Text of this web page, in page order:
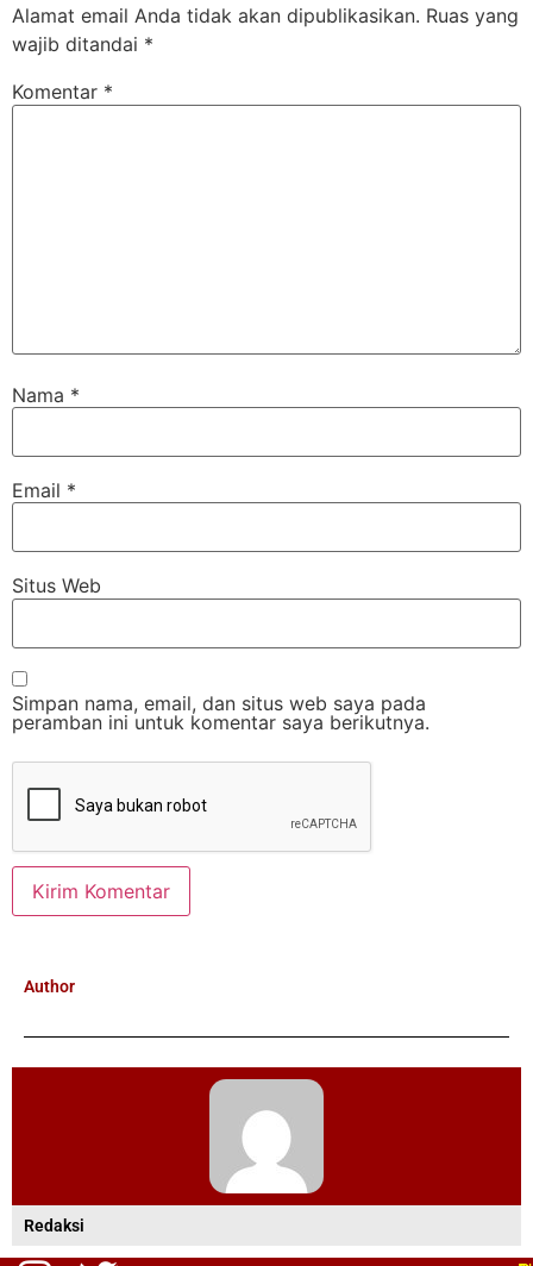
Alamat email Anda tidak akan dipublikasikan. Ruas yang
wajib ditandai *
Komentar *
Nama *
Email *
Situs Web
Simpan nama, email, dan situs web saya pada
peramban ini untuk komentar saya berikutnya.
Author
Redaksi